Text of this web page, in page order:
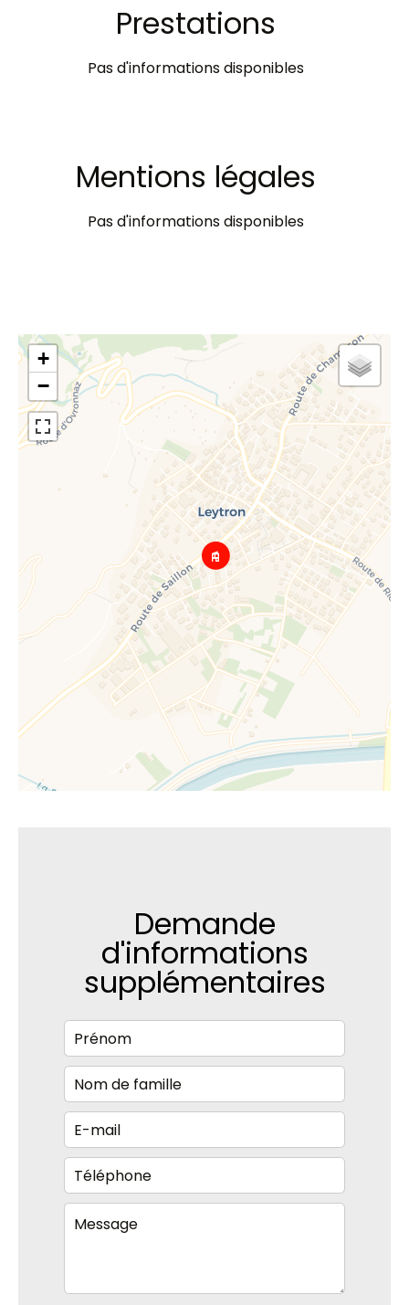
Prestations
Pas d'informations disponibles
Mentions légales
Pas d'informations disponibles
+
−
Demande
d'informations
supplémentaires